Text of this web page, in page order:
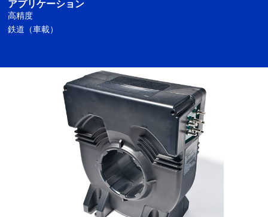
アプリケーション
高精度
鉄道（車載）